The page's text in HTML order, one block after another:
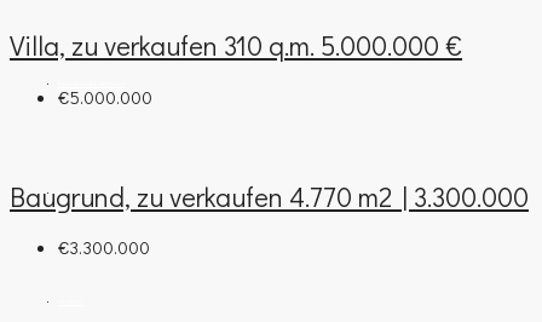
Villa, zu verkaufen 310 q.m. 5.000.000 €
€5.000.000
Baugrund, zu verkaufen 4.770 m2 | 3.300.000
€3.300.000